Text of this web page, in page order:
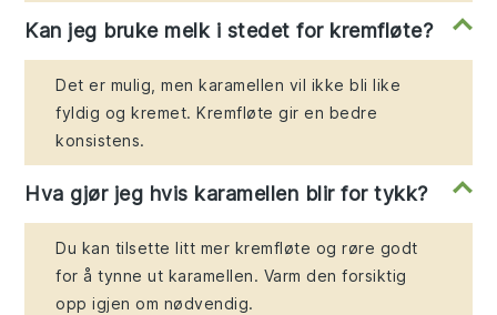
Kan jeg bruke melk i stedet for kremfløte?
Det er mulig, men karamellen vil ikke bli like
fyldig og kremet. Kremfløte gir en bedre
konsistens.
Hva gjør jeg hvis karamellen blir for tykk?
Du kan tilsette litt mer kremfløte og røre godt
for å tynne ut karamellen. Varm den forsiktig
opp igjen om nødvendig.